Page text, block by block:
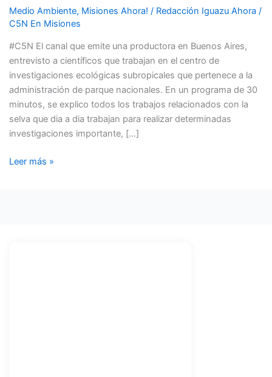
Medio Ambiente, Misiones Ahora! / Redacción Iguazu Ahora /
C5N En Misiones
#C5N El canal que emite una productora en Buenos Aires,
entrevisto a científicos que trabajan en el centro de
investigaciones ecológicas subropicales que pertenece a la
administración de parque nacionales. En un programa de 30
minutos, se explico todos los trabajos relacionados con la
selva que dia a dia trabajan para realizar determinadas
investigaciones importante, […]
PRESENTO:
ALERTA
«CIENTÍFICOS
DE
LA
SELVA»
Leer más »